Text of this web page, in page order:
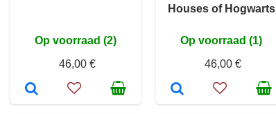
Op voorraad (2)
46,00 €
Houses of Hogwarts
Op voorraad (1)
46,00 €